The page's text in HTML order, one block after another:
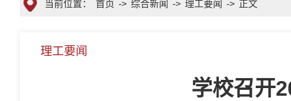
当前位置： 首页 -> 综合新闻 -> 理工要闻 -> 正文
理工要闻
学校召开